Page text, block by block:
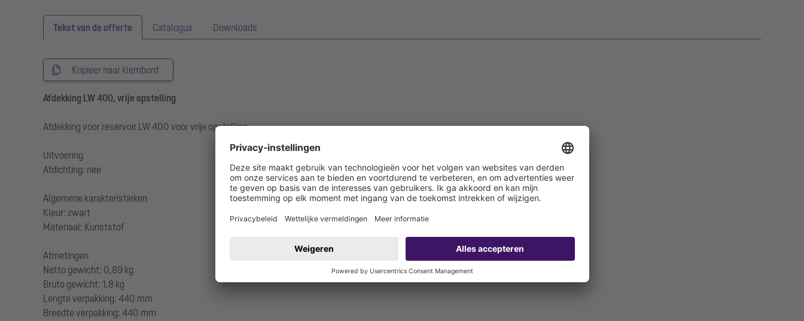
Tekst van de offerte Catalogus Downloads
Kopieer naar klembord
Afdekking LW 400, vrije opstelling
Afdekking voor reservoir LW 400 voor vrije opstelling
Uitvoering
Afdichting: nee
Algemene karakteristieken
Kleur: zwart
Materiaal: Kunststof
Afmetingen
Netto gewicht: 0,89 kg
Bruto gewicht: 1,8 kg
Lengte verpakking: 440 mm
Breedte verpakking: 440 mm